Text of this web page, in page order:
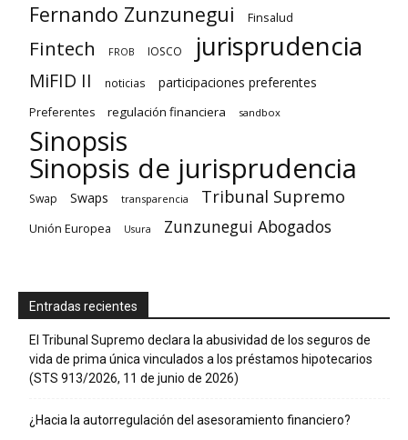
Fernando Zunzunegui Finsalud
Fintech FROB IOSCO jurisprudencia
MiFID II noticias participaciones preferentes
Preferentes regulación financiera sandbox
Sinopsis
Sinopsis de jurisprudencia
Swap Swaps transparencia Tribunal Supremo
Unión Europea Usura Zunzunegui Abogados
Entradas recientes
El Tribunal Supremo declara la abusividad de los seguros de
vida de prima única vinculados a los préstamos hipotecarios
(STS 913/2026, 11 de junio de 2026)
¿Hacia la autorregulación del asesoramiento financiero?